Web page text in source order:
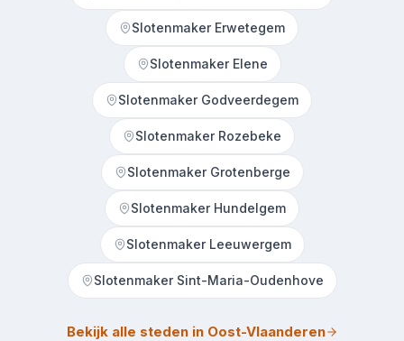
Slotenmaker Erwetegem
Slotenmaker Elene
Slotenmaker Godveerdegem
Slotenmaker Rozebeke
Slotenmaker Grotenberge
Slotenmaker Hundelgem
Slotenmaker Leeuwergem
Slotenmaker Sint-Maria-Oudenhove
Bekijk alle steden in Oost-Vlaanderen